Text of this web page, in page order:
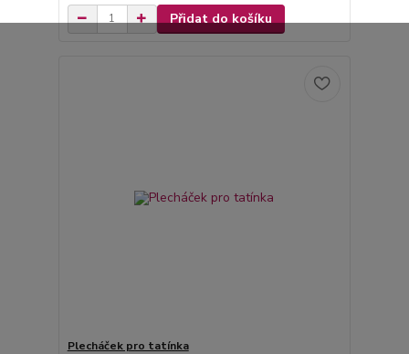
Přidat do košíku
Plecháček pro tatínka